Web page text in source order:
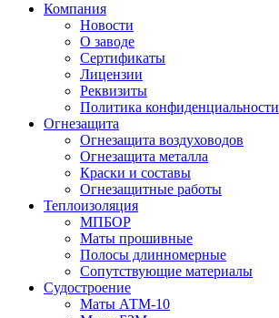
Компания
Новости
О заводе
Сертификаты
Лицензии
Реквизиты
Политика конфиденциальности
Огнезащита
Огнезащита воздуховодов
Огнезащита металла
Краски и составы
Огнезащитные работы
Теплоизоляция
МПБОР
Маты прошивные
Полосы длинномерные
Сопутствующие материалы
Судостроение
Маты АТМ-10